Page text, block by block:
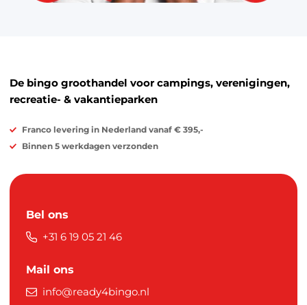
De bingo groothandel voor campings, verenigingen,
recreatie- & vakantieparken
Franco levering in Nederland vanaf € 395,-
Binnen 5 werkdagen verzonden
Bel ons
+31 6 19 05 21 46
Mail ons
info@ready4bingo.nl